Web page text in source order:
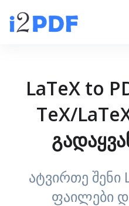
LaTeX to
TeX/
ატვირთე შენი
ფაილები